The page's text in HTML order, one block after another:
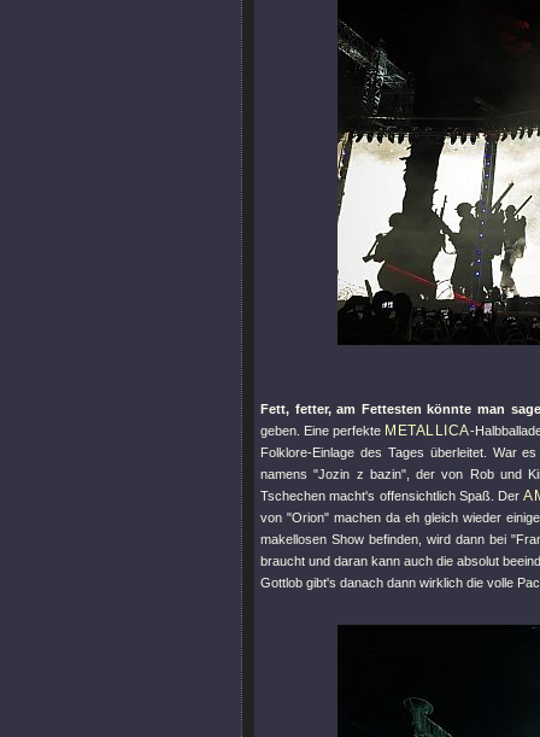
Fett, fetter, am Fettesten könnte man
geben. Eine perfekte METALLICA-
Folklore-Einlage des Tages überleitet. War
namens"Jozin z bazin", der von Rob und
Tschechen macht's offensichtlich Spaß. Der
von"Orion" machen da eh gleich wieder
makellosen Show befinden, wird dann bei
braucht und daran kann auch die absolut
Gottlob gibt's danach dann wirklich die volle